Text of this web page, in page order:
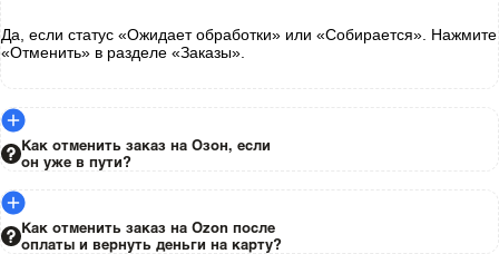
Да, если статус «Ожидает обработки» или «Собирается». Нажмите
«Отменить» в разделе «Заказы».
Как отменить заказ на Озон, если
он уже в пути?
Как отменить заказ на Ozon после
оплаты и вернуть деньги на карту?